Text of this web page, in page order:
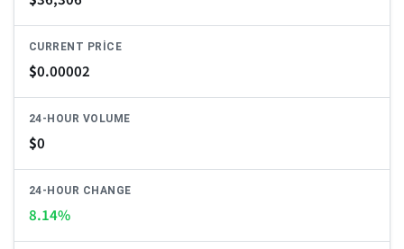
CURRENT PRICE
$0.00002
24-HOUR VOLUME
$0
24-HOUR CHANGE
8.14%